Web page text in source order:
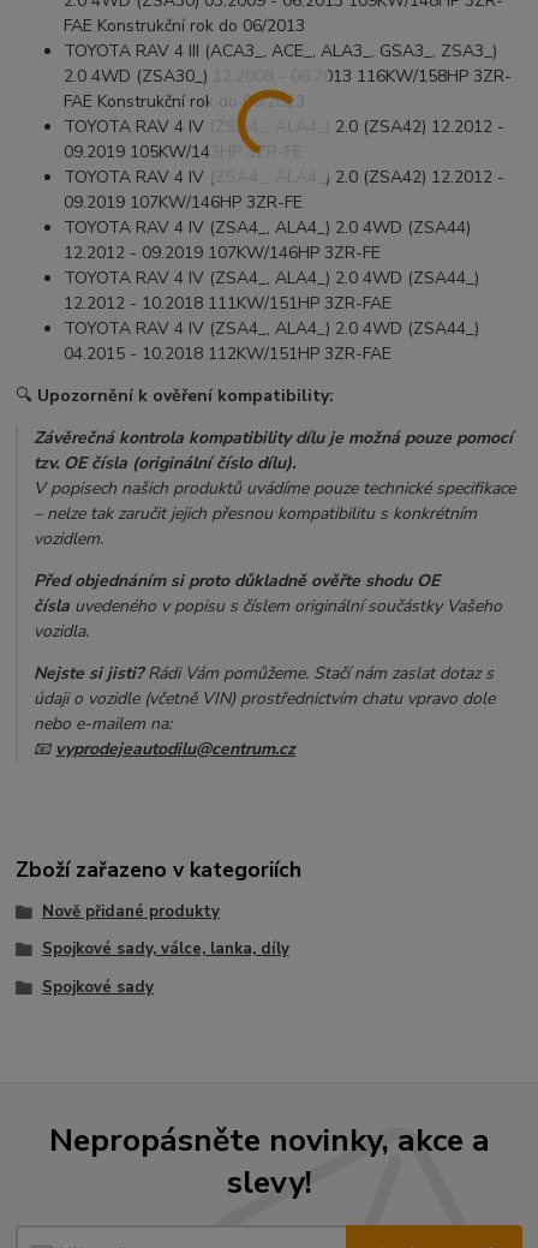
FAE Konstrukční rok do 06/2013
TOYOTA RAV 4 III (ACA3_, ACE_, ALA3_, GSA3_, ZSA3_)
2.0 4WD (ZSA30_) 12.2008 - 06.2013 116KW/158HP 3ZR-
FAE Konstrukční rok do 06/2013
TOYOTA RAV 4 IV (ZSA4_, ALA4_) 2.0 (ZSA42) 12.2012 -
09.2019 105KW/143HP 3ZR-FE
TOYOTA RAV 4 IV (ZSA4_, ALA4_) 2.0 (ZSA42) 12.2012 -
09.2019 107KW/146HP 3ZR-FE
TOYOTA RAV 4 IV (ZSA4_, ALA4_) 2.0 4WD (ZSA44)
12.2012 - 09.2019 107KW/146HP 3ZR-FE
TOYOTA RAV 4 IV (ZSA4_, ALA4_) 2.0 4WD (ZSA44_)
12.2012 - 10.2018 111KW/151HP 3ZR-FAE
TOYOTA RAV 4 IV (ZSA4_, ALA4_) 2.0 4WD (ZSA44_)
04.2015 - 10.2018 112KW/151HP 3ZR-FAE
🔍 Upozornění k ověření kompatibility:
Závěrečná kontrola kompatibility dílu je možná pouze pomocí
tzv. OE čísla (originální číslo dílu).
V popisech našich produktů uvádíme pouze technické specifikace
– nelze tak zaručit jejich přesnou kompatibilitu s konkrétním
vozidlem.
Před objednáním si proto důkladně ověřte shodu OE
čísla uvedeného v popisu s číslem originální součástky Vašeho
vozidla.
Nejste si jisti?Rádi Vám pomůžeme. Stačí nám zaslat dotaz s
údaji o vozidle (včetně VIN) prostřednictvím chatu vpravo dole
nebo e-mailem na:
📧 vyprodejeautodilu@centrum.cz
Zboží zařazeno v kategoriích
Nově přidané produkty
Spojkové sady, válce, lanka, díly
Spojkové sady
Nepropásněte novinky, akce a
slevy!